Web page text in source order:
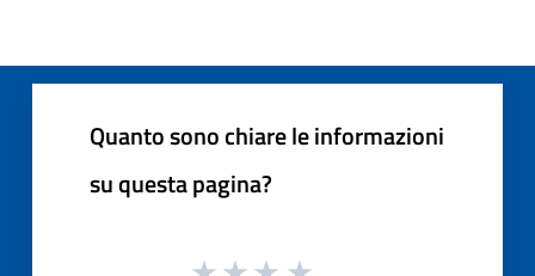
Quanto sono chiare le informazioni
su questa pagina?